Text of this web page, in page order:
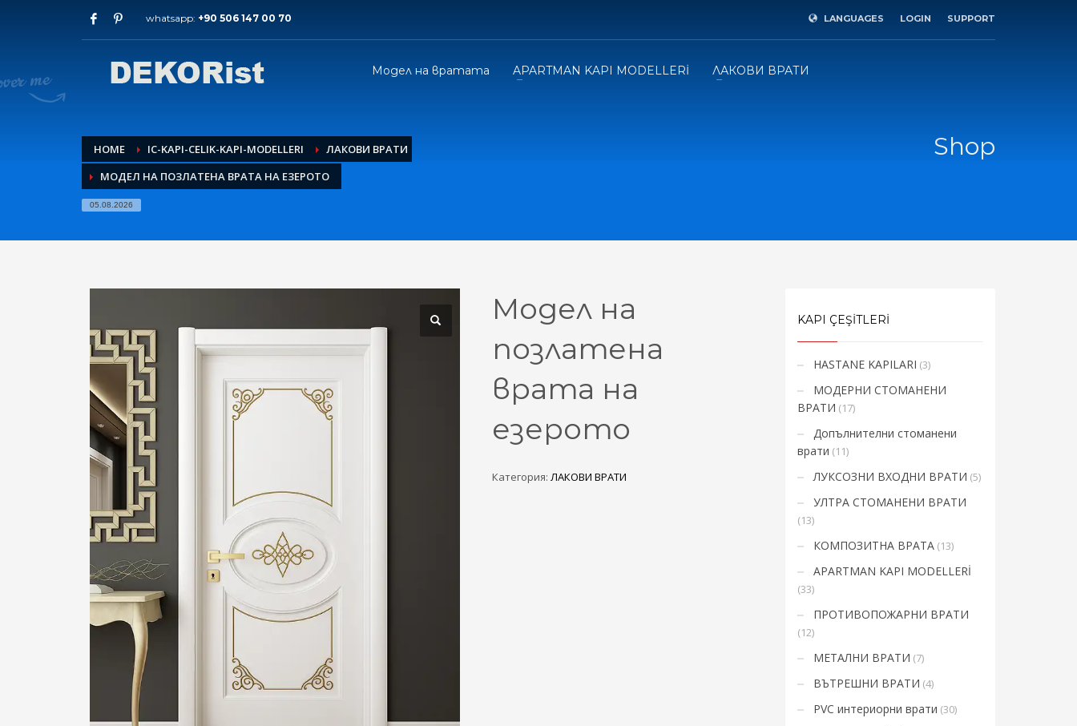
Архиви
юли 2026
декември 2025
ноември 2025
септември 2025
август 2015
Категории
модели интериорни врати
HOW TO SHOP
1 Login or create new account.
If you still have problems, please let us know, by sending an email to support@website.com . Thank you!
SHOWROOM HOURS
Mon-Fri 9:00AM - 6:00AM
Sat - 9:00AM-5:00PM
Sundays by appointment only!
whatsapp: +90 506 147 00 70 LANGUAGES LOGIN SUPPORT
Модел на вратата APARTMAN KAPI MODELLERİ ЛАКОВИ ВРАТИ
HOME IC-KAPI-CELIK-KAPI-MODELLERI
ЛАКОВИ ВРАТИ
МОДЕЛ НА ПОЗЛАТЕНА ВРАТА НА ЕЗЕРОТО
05.08.2026
Shop
Модел на
позлатена
врата на
езерото
Категория: ЛАКОВИ ВРАТИ
KAPI ÇEŞİTLERİ
HASTANE KAPILARI (3)
МОДЕРНИ СТОМАНЕНИ
ВРАТИ (17)
Допълнителни стоманени
врати (11)
ЛУКСОЗНИ ВХОДНИ ВРАТИ (5)
УЛТРА СТОМАНЕНИ ВРАТИ
(13)
КОМПОЗИТНА ВРАТА (13)
APARTMAN KAPI MODELLERİ
(33)
ПРОТИВОПОЖАРНИ ВРАТИ
(12)
МЕТАЛНИ ВРАТИ (7)
ВЪТРЕШНИ ВРАТИ (4)
PVC интериорни врати (30)